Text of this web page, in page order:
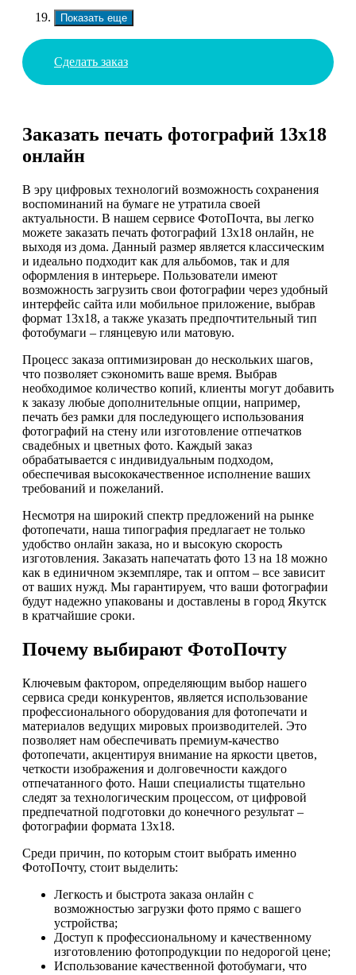
Показать еще
Сделать заказ
Заказать печать фотографий 13х18
онлайн
В эру цифровых технологий возможность сохранения
воспоминаний на бумаге не утратила своей
актуальности. В нашем сервисе ФотоПочта, вы легко
можете заказать печать фотографий 13х18 онлайн, не
выходя из дома. Данный размер является классическим
и идеально подходит как для альбомов, так и для
оформления в интерьере. Пользователи имеют
возможность загрузить свои фотографии через удобный
интерфейс сайта или мобильное приложение, выбрав
формат 13х18, а также указать предпочтительный тип
фотобумаги – глянцевую или матовую.
Процесс заказа оптимизирован до нескольких шагов,
что позволяет сэкономить ваше время. Выбрав
необходимое количество копий, клиенты могут добавить
к заказу любые дополнительные опции, например,
печать без рамки для последующего использования
фотографий на стену или изготовление отпечатков
свадебных и цветных фото. Каждый заказ
обрабатывается с индивидуальным подходом,
обеспечивая высококачественное исполнение ваших
требований и пожеланий.
Несмотря на широкий спектр предложений на рынке
фотопечати, наша типография предлагает не только
удобство онлайн заказа, но и высокую скорость
изготовления. Заказать напечатать фото 13 на 18 можно
как в единичном экземпляре, так и оптом – все зависит
от ваших нужд. Мы гарантируем, что ваши фотографии
будут надежно упакованы и доставлены в город Якутск
в кратчайшие сроки.
Почему выбирают ФотоПочту
Ключевым фактором, определяющим выбор нашего
сервиса среди конкурентов, является использование
профессионального оборудования для фотопечати и
материалов ведущих мировых производителей. Это
позволяет нам обеспечивать премиум-качество
фотопечати, акцентируя внимание на яркости цветов,
четкости изображения и долговечности каждого
отпечатанного фото. Наши специалисты тщательно
следят за технологическим процессом, от цифровой
предпечатной подготовки до конечного результат –
фотографии формата 13х18.
Среди причин, по которым стоит выбрать именно
ФотоПочту, стоит выделить:
Легкость и быстрота заказа онлайн с
возможностью загрузки фото прямо с вашего
устройства;
Доступ к профессиональному и качественному
изготовлению фотопродукции по недорогой цене;
Использование качественной фотобумаги, что